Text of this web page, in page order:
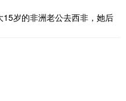
岁的非洲老公去西非，她后